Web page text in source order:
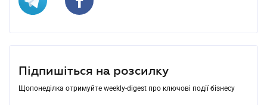
Підпишіться на розсилку
Щопонеділка отримуйте weekly-digest про ключові події бізнесу